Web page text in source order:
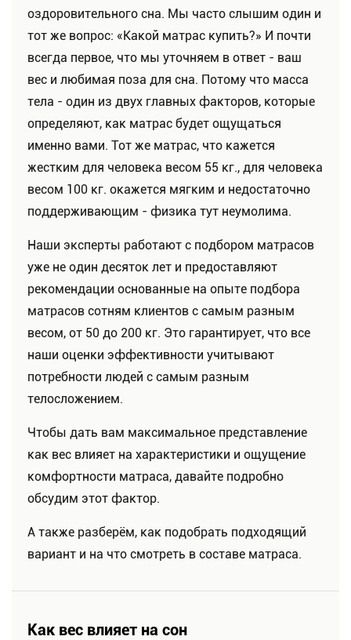
оздоровительного сна. Мы часто слышим один и
тот же вопрос: «Какой матрас купить?» И почти
всегда первое, что мы уточняем в ответ - ваш
вес и любимая поза для сна. Потому что масса
тела - один из двух главных факторов, которые
определяют, как матрас будет ощущаться
именно вами. Тот же матрас, что кажется
жестким для человека весом 55 кг., для человека
весом 100 кг. окажется мягким и недостаточно
поддерживающим - физика тут неумолима.
Наши эксперты работают с подбором матрасов
уже не один десяток лет и предоставляют
рекомендации основанные на опыте подбора
матрасов сотням клиентов с самым разным
весом, от 50 до 200 кг. Это гарантирует, что все
наши оценки эффективности учитывают
потребности людей с самым разным
телосложением.
Чтобы дать вам максимальное представление
как вес влияет на характеристики и ощущение
комфортности матраса, давайте подробно
обсудим этот фактор.
А также разберём, как подобрать подходящий
вариант и на что смотреть в составе матраса.
Как вес влияет на сон